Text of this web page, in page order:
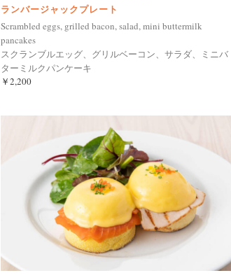
ランバージャックプレート
Scrambled eggs, grilled bacon, salad, mini buttermilk
pancakes
スクランブルエッグ、グリルベーコン、サラダ、ミニバ
ターミルクパンケーキ
￥2,200